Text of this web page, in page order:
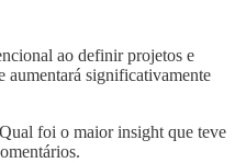
ao definir projetos e
aumentará significativamente
foi o maior insight que teve